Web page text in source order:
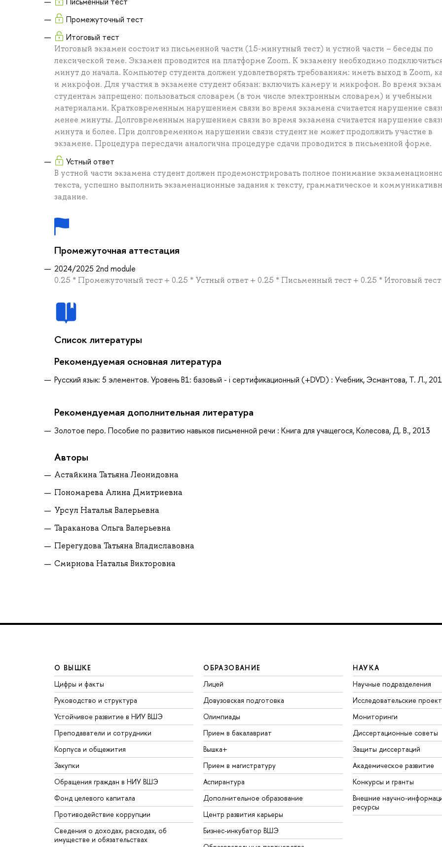
Промежуточный тест
Итоговый тест
Итоговый экзамен состоит из письменной части (15-минутный тест) и устной части – беседы по
лексической теме. Экзамен проводится на платформе Zoom. К экзамену необходимо
минут до начала. Компьютер студента должен удовлетворять требованиям: иметь выход в Zoom,
и микрофон. Для участия в экзамене студент обязан: включить камеру и микрофон. Во время
студентам запрещено: пользоваться словарем (в том числе электронным словарем) и учебными
материалами. Кратковременным нарушением связи во время экзамена считается нарушение
менее минуты. Долговременным нарушением связи во время экзамена считается нарушение
минута и более. При долговременном нарушении связи студент не может продолжить участие в
экзамене. Процедура пересдачи аналогична процедуре сдачи проводится в письменной форме.
Устный ответ
В устной части экзамена студент должен продемонстрировать полное понимание
текста, успешно выполнить экзаменационные задания к тексту, грамматическое и
задание.
Промежуточная аттестация
2024/2025 2nd module
0.25 * Промежуточный тест + 0.25 * Устный ответ + 0.25 * Письменный тест + 0.25 * Итоговый тест
Список литературы
Рекомендуемая основная литература
Русский язык: 5 элементов. Уровень B1: базовый - i сертификационный (+DVD) : Учебник, Эсмантова, Т. Л.,
Рекомендуемая дополнительная литература
Золотое перо. Пособие по развитию навыков письменной речи : Книга для учащегося, Колесова, Д. В., 2013
Авторы
Астайкина Татьяна Леонидовна
Пономарева Алина Дмитриевна
Урсул Наталья Валерьевна
Тараканова Ольга Валерьевна
Перегудова Татьяна Владиславовна
Смирнова Наталья Викторовна
О ВЫШКЕ
Цифры и факты
Руководство и структура
Устойчивое развитие в НИУ ВШЭ
Преподаватели и сотрудники
Корпуса и общежития
Закупки
Обращения граждан в НИУ ВШЭ
Фонд целевого капитала
Противодействие коррупции
Сведения о доходах, расходах, об
имуществе и обязательствах
ОБРАЗОВАНИЕ
Лицей
Довузовская подготовка
Олимпиады
Прием в бакалавриат
Вышка+
Прием в магистратуру
Аспирантура
Дополнительное образование
Центр развития карьеры
Бизнес-инкубатор ВШЭ
НАУКА
Научные подразделения
Исследовательские
Мониторинги
Диссертационные советы
Защиты диссертаций
Академическое развитие
Конкурсы и гранты
Внешние научно-
ресурсы